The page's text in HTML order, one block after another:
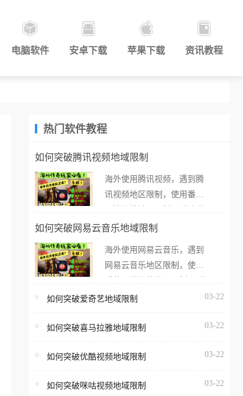
电脑软件 安卓下载 苹果下载 资讯教程
热门软件教程
如何突破腾讯视频地域限制
海外使用腾讯视频，遇到腾
讯视频地区限制，使用番茄
外打开腾讯视频，却突然弹
地区无法播放”的提示语。
海外用户如香港、澳门、台
亚、欧洲等国家和地区时，
台一样，出现地区及版权限
地区播放。 遇到这个问题的
如何突破网易云音乐地域限制
海外使用网易云音乐，遇到
网易云音乐地区限制，使用
在海外打开网易云音乐，却
所在的地区无法播放”的提示
门、台湾、美国、加拿大、
区时，网易云音乐也会像其
如何突破爱奇艺地域限制 03-22
如何突破喜马拉雅地域限制 03-22
如何突破优酷视频地域限制 03-22
如何突破咪咕视频地域限制 03-22